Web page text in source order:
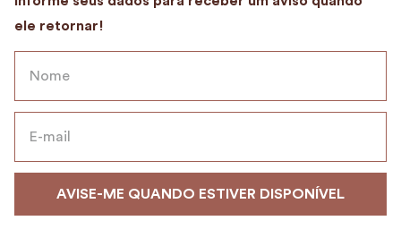
9º
alvorada
10º mala